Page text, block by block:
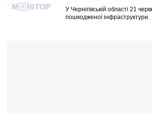
У Чернігівській області 21
пошкодженої інфраструктури.